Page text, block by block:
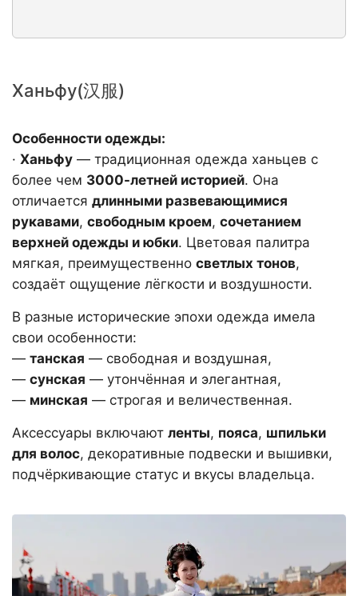
Ханьфу(汉服)
Особенности одежды:
· Ханьфу — традиционная одежда ханьцев с
более чем 3000-летней историей. Она
отличается длинными развевающимися
рукавами, свободным кроем, сочетанием
верхней одежды и юбки. Цветовая палитра
мягкая, преимущественно светлых тонов,
создаёт ощущение лёгкости и воздушности.
В разные исторические эпохи одежда имела
свои особенности:
— танская — свободная и воздушная,
— сунская — утончённая и элегантная,
— минская — строгая и величественная.
Аксессуары включают ленты, пояса, шпильки
для волос, декоративные подвески и вышивки,
подчёркивающие статус и вкусы владельца.